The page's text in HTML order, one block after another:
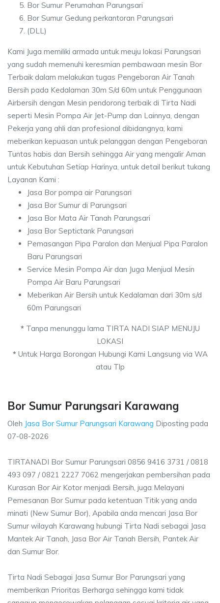
Bor Sumur Perumahan Parungsari
Bor Sumur Gedung perkantoran Parungsari
(DLL)
Kami Juga memiliki armada untuk meuju lokasi Parungsari
yang sudah memenuhi keresmian pembawaan mesin Bor
Terbaik dalam melakukan tugas Pengeboran Air Tanah
Bersih pada Kedalaman 30m S/d 60m untuk Penggunaan
Airbersih dengan Mesin pendorong terbaik di Tirta Nadi
seperti Mesin Pompa Air Jet-Pump dan Lainnya, dengan
Pekerja yang ahli dan profesional dibidangnya, kami
meberikan kepuasan untuk pelanggan dengan Pengeboran
Tuntas habis dan Bersih sehingga Air yang mengalir Aman
untuk Kebutuhan Setiap Harinya, untuk detail berikut tukang
Layanan Kami :
Jasa Bor pompa air Parungsari
Jasa Bor Sumur di Parungsari
Jasa Bor Mata Air Tanah Parungsari
Jasa Bor Septictank Parungsari
Pemasangan Pipa Paralon dan Menjual Pipa Paralon
Baru Parungsari
Service Mesin Pompa Air dan Juga Menjual Mesin
Pompa Air Baru Parungsari
Meberikan Air Bersih untuk Kedalaman dari 30m s/d
60m Parungsari
*Tanpa menunggu lama TIRTA NADI SIAP MENUJU
LOKASI
*Untuk Harga Borongan Hubungi Kami Langsung via WA
atau Tlp
Bor Sumur Parungsari Karawang
Oleh Jasa Bor Sumur Parungsari Karawang Diposting pada
07-08-2026
TIRTANADI Bor Sumur Parungsari 0856 9416 3731 / 0818
493 097 / 0821 2227 7062 mengerjakan pembersihan pada
Kurasan Bor Air Kotor menjadi Bersih, juga Melayani
Pemesanan Bor Sumur pada ketentuan Titik yang anda
minati (New Sumur Bor), Apabila anda mencari Jasa Bor
Sumur wilayah Karawang hubungi Tirta Nadi sebagai Jasa
Mantek Air Tanah, Jasa Bor Air Tanah Bersih, Pantek Air
dan Sumur Bor.
Tirta Nadi Sebagai Jasa Sumur Bor Parungsari yang
memberikan Prioritas Berharga sehingga kami tidak